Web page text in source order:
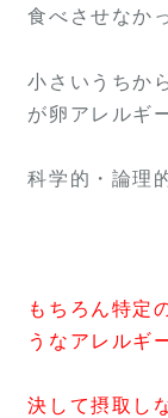
食べさせなか
小さいうちか
が卵アレルギ
科学的・論理
もちろん特定
うなアレルギ
決して摂取し